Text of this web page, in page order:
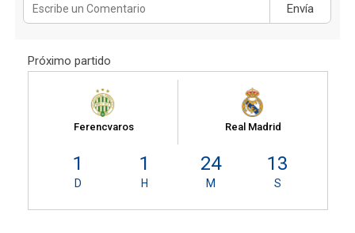
Envía
Próximo partido
Ferencvaros Real Madrid
1
D
1
H
24
M
13
S